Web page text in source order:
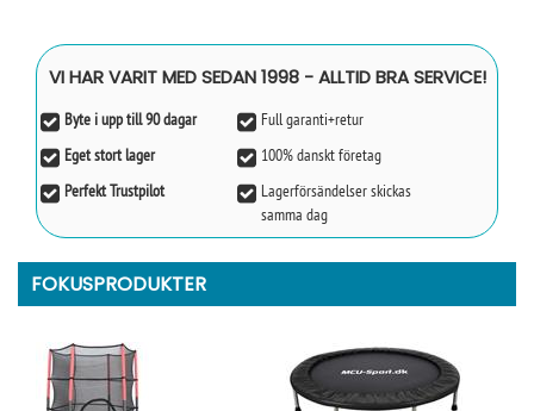
VI HAR VARIT MED SEDAN 1998 - ALLTID BRA SERVICE!
Byte i upp till 90 dagar
Full garanti+retur
Eget stort lager
100% danskt företag
Perfekt Trustpilot
Lagerförsändelser skickas
samma dag
FOKUSPRODUKTER